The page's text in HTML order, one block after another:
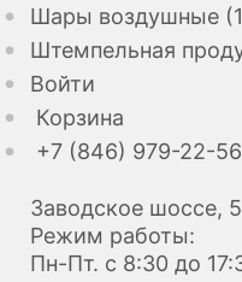
Шары воздушные
Штемпельная
Войти
Корзина
+7 (846) 979-22-56
Заводское шоссе,
Режим работы:
Пн-Пт. с 8:30 до